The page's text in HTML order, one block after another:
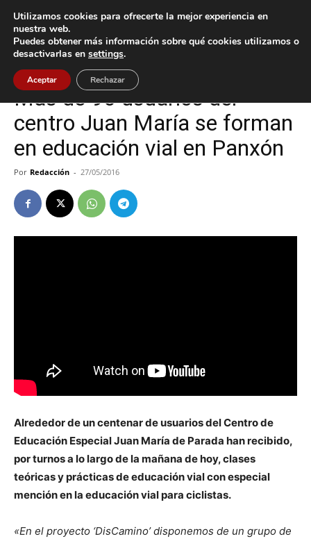
Inicio Cultura / Ocio
Cultura / Ocio Nigrán
Más de 90 usuarios del
centro Juan María se forman
en educación vial en Panxón
Por Redacción - 27/05/2016
Alrededor de un centenar de usuarios del Centro de
Educación Especial Juan María de Parada han recibido,
por turnos a lo largo de la mañana de hoy, clases
teóricas y prácticas de educación vial con especial
mención en la educación vial para ciclistas.
«En el proyecto ‘DisCamino’ disponemos de un grupo de
Utilizamos cookies para ofrecerte la mejor experiencia en
nuestra web.
Puedes obtener más información sobre qué cookies utilizamos o
desactivarlas en settings.
Aceptar Rechazar